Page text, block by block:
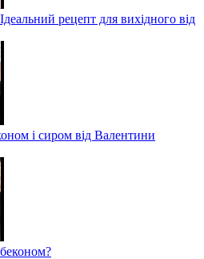
рецепт для вихідного від
і сиром від Валентини